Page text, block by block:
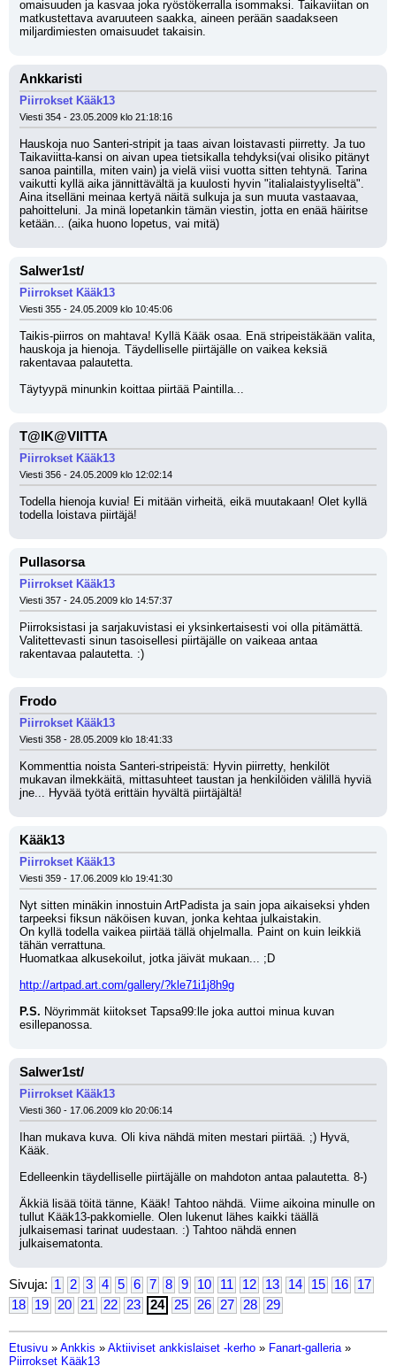
omaisuuden ja kasvaa joka ryöstökerralla isommaksi. Taikaviitan on
matkustettava avaruuteen saakka, aineen perään saadakseen
miljardimiesten omaisuudet takaisin.
Ankkaristi
Piirrokset Kääk13
Viesti 354 - 23.05.2009 klo 21:18:16
Hauskoja nuo Santeri-stripit ja taas aivan loistavasti piirretty. Ja tuo
Taikaviitta-kansi on aivan upea tietsikalla tehdyksi(vai olisiko pitänyt
sanoa paintilla, miten vain) ja vielä viisi vuotta sitten tehtynä. Tarina
vaikutti kyllä aika jännittävältä ja kuulosti hyvin "italialaistyyliseltä".
Aina itselläni meinaa kertyä näitä sulkuja ja sun muuta vastaavaa,
pahoitteluni. Ja minä lopetankin tämän viestin, jotta en enää häiritse
ketään... (aika huono lopetus, vai mitä)
Salwer1st/
Piirrokset Kääk13
Viesti 355 - 24.05.2009 klo 10:45:06
Taikis-piirros on mahtava! Kyllä Kääk osaa. Enä stripeistäkään valita,
hauskoja ja hienoja. Täydelliselle piirtäjälle on vaikea keksiä
rakentavaa palautetta.
Täytyypä minunkin koittaa piirtää Paintilla...
T@IK@VIITTA
Piirrokset Kääk13
Viesti 356 - 24.05.2009 klo 12:02:14
Todella hienoja kuvia! Ei mitään virheitä, eikä muutakaan! Olet kyllä
todella loistava piirtäjä!
Pullasorsa
Piirrokset Kääk13
Viesti 357 - 24.05.2009 klo 14:57:37
Piirroksistasi ja sarjakuvistasi ei yksinkertaisesti voi olla pitämättä.
Valitettevasti sinun tasoisellesi piirtäjälle on vaikeaa antaa
rakentavaa palautetta. :)
Frodo
Piirrokset Kääk13
Viesti 358 - 28.05.2009 klo 18:41:33
Kommenttia noista Santeri-stripeistä: Hyvin piirretty, henkilöt
mukavan ilmekkäitä, mittasuhteet taustan ja henkilöiden välillä hyviä
jne... Hyvää työtä erittäin hyvältä piirtäjältä!
Kääk13
Piirrokset Kääk13
Viesti 359 - 17.06.2009 klo 19:41:30
Nyt sitten minäkin innostuin ArtPadista ja sain jopa aikaiseksi yhden
tarpeeksi fiksun näköisen kuvan, jonka kehtaa julkaistakin.
On kyllä todella vaikea piirtää tällä ohjelmalla. Paint on kuin leikkiä
tähän verrattuna.
Huomatkaa alkusekoilut, jotka jäivät mukaan... ;D
http://artpad.art.com/gallery/?kle71i1j8h9g
P.S. Nöyrimmät kiitokset Tapsa99:lle joka auttoi minua kuvan
esillepanossa.
Salwer1st/
Piirrokset Kääk13
Viesti 360 - 17.06.2009 klo 20:06:14
Ihan mukava kuva. Oli kiva nähdä miten mestari piirtää. ;) Hyvä,
Kääk.
Edelleenkin täydelliselle piirtäjälle on mahdoton antaa palautetta. 8-)
Äkkiä lisää töitä tänne, Kääk! Tahtoo nähdä. Viime aikoina minulle on
tullut Kääk13-pakkomielle. Olen lukenut lähes kaikki täällä
julkaisemasi tarinat uudestaan. :) Tahtoo nähdä ennen
julkaisematonta.
Sivuja: 1 2 3 4 5 6 7 8 9 10 11 12 13 14 15 16
17
18
19 20 21 22 23 24 25 26 27 28 29
Etusivu » Ankkis » Aktiiviset ankkislaiset -kerho » Fanart-galleria »
Piirrokset Kääk13